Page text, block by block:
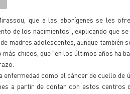
que a las aborígenes se les
de los nacimientos", explicando que
madres adolescentes, aunque también
chicos, que "en los últimos años ha
enfermedad como el cáncer de cuello
a partir de contar con estos centros